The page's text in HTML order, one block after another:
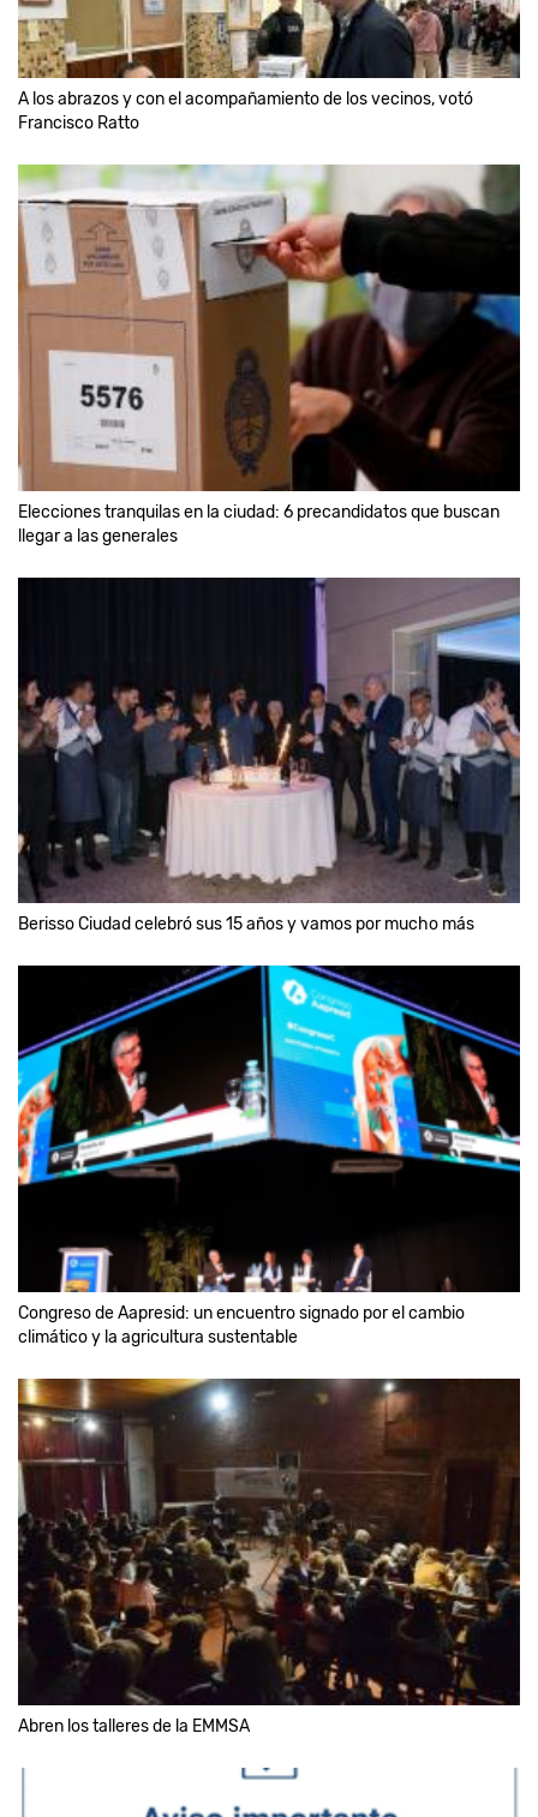
A los abrazos y con el acompañamiento de los vecinos, votó
Francisco Ratto
Elecciones tranquilas en la ciudad: 6 precandidatos que buscan
llegar a las generales
Berisso Ciudad celebró sus 15 años y vamos por mucho más
Congreso de Aapresid: un encuentro signado por el cambio
climático y la agricultura sustentable
Abren los talleres de la EMMSA